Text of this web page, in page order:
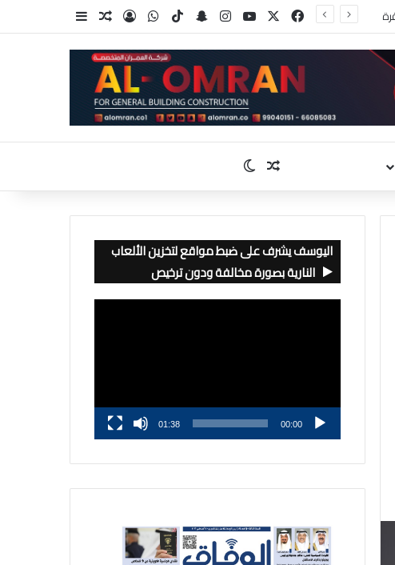
فيسبوك ‫YouTubeانستقرامسناب تشات
‫TikTokواتسابتسجيل الدخول
مقال عشوائي
إضافة عمود
مقال عشوائي
الوضع المظلم
اليوسف يشرف على ضبط مواقع لتخزين الألعاب
النارية بصورة مخالفة ودون ترخيص
00:00
01:38